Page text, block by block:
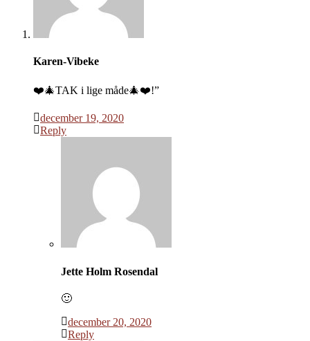
Karen-Vibeke
❤️🎄TAK i lige måde🎄❤️!”
december 19, 2020
Reply
Jette Holm Rosendal
🙂
december 20, 2020
Reply